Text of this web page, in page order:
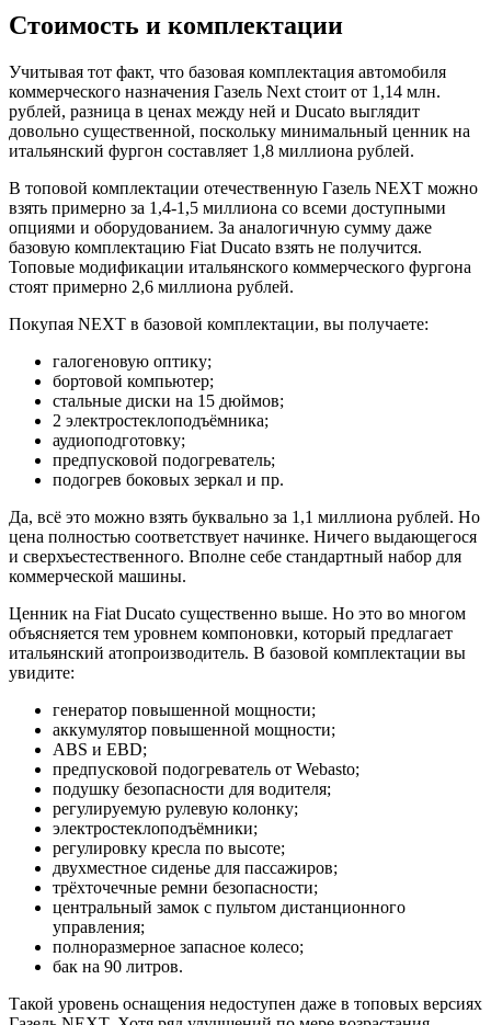
Стоимость и комплектации
Учитывая тот факт, что базовая комплектация автомобиля
коммерческого назначения Газель Next стоит от 1,14 млн.
рублей, разница в ценах между ней и Ducato выглядит
довольно существенной, поскольку минимальный ценник на
итальянский фургон составляет 1,8 миллиона рублей.
В топовой комплектации отечественную Газель NEXT можно
взять примерно за 1,4-1,5 миллиона со всеми доступными
опциями и оборудованием. За аналогичную сумму даже
базовую комплектацию Fiat Ducato взять не получится.
Топовые модификации итальянского коммерческого фургона
стоят примерно 2,6 миллиона рублей.
Покупая NEXT в базовой комплектации, вы получаете:
галогеновую оптику;
бортовой компьютер;
стальные диски на 15 дюймов;
2 электростеклоподъёмника;
аудиоподготовку;
предпусковой подогреватель;
подогрев боковых зеркал и пр.
Да, всё это можно взять буквально за 1,1 миллиона рублей. Но
цена полностью соответствует начинке. Ничего выдающегося
и сверхъестественного. Вполне себе стандартный набор для
коммерческой машины.
Ценник на Fiat Ducato существенно выше. Но это во многом
объясняется тем уровнем компоновки, который предлагает
итальянский атопроизводитель. В базовой комплектации вы
увидите:
генератор повышенной мощности;
аккумулятор повышенной мощности;
ABS и EBD;
предпусковой подогреватель от Webasto;
подушку безопасности для водителя;
регулируемую рулевую колонку;
электростеклоподъёмники;
регулировку кресла по высоте;
двухместное сиденье для пассажиров;
трёхточечные ремни безопасности;
центральный замок с пультом дистанционного
управления;
полноразмерное запасное колесо;
бак на 90 литров.
Такой уровень оснащения недоступен даже в топовых версиях